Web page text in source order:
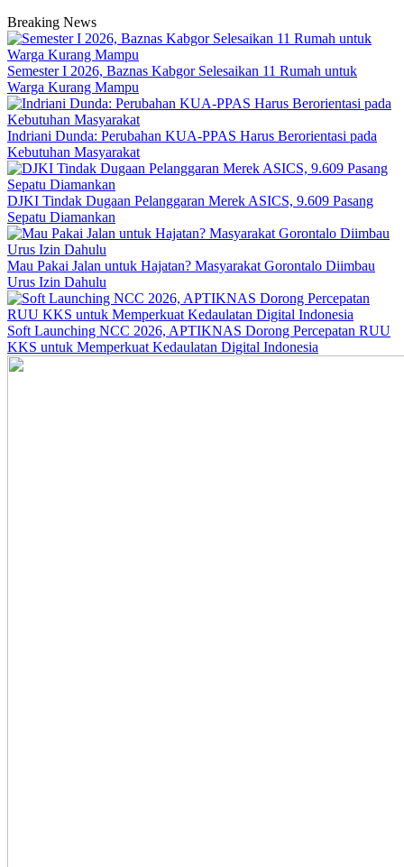
Breaking News
Semester I 2026, Baznas Kabgor Selesaikan 11 Rumah untuk
Warga Kurang Mampu
Indriani Dunda: Perubahan KUA-PPAS Harus Berorientasi pada
Kebutuhan Masyarakat
DJKI Tindak Dugaan Pelanggaran Merek ASICS, 9.609 Pasang
Sepatu Diamankan
Mau Pakai Jalan untuk Hajatan? Masyarakat Gorontalo Diimbau
Urus Izin Dahulu
Soft Launching NCC 2026, APTIKNAS Dorong Percepatan RUU
KKS untuk Memperkuat Kedaulatan Digital Indonesia